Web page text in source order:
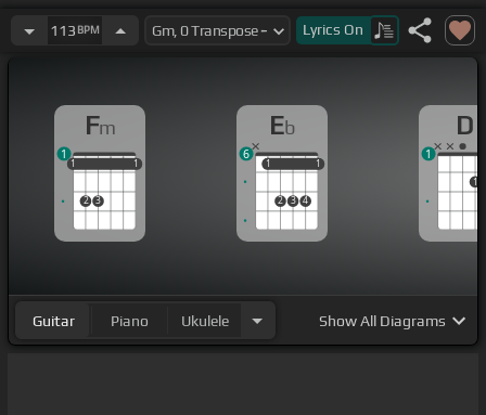
mujer,
113 BPM Lyrics On
Fm
1
2 3
1
1 1
1
Eb
1
2 3 4
1
1 1
6
D
1
1
Guitar Piano Ukulele ShowAll Diagrams